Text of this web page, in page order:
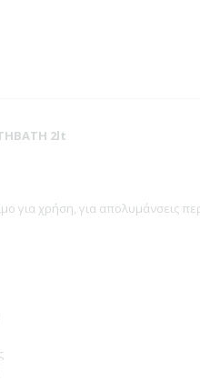
2lt
για χρήση, για απολυμάνσεις